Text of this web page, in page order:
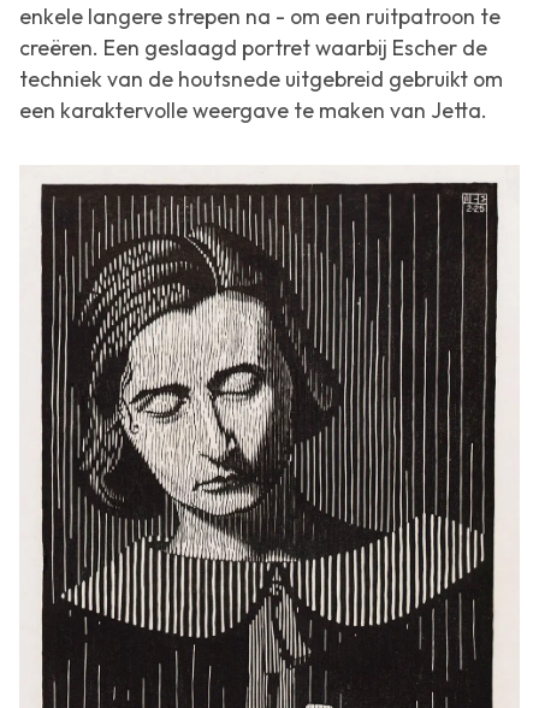
enkele langere strepen na - om een ruitpatroon te
creëren. Een geslaagd portret waarbij Escher de
techniek van de houtsnede uitgebreid gebruikt om
een karaktervolle weergave te maken van Jetta.